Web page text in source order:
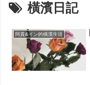
橫濱日記
阿貴&イン的橫濱生活